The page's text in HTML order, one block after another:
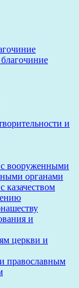
и
вооруженными
органами
казачеством
и
церкви и
православным